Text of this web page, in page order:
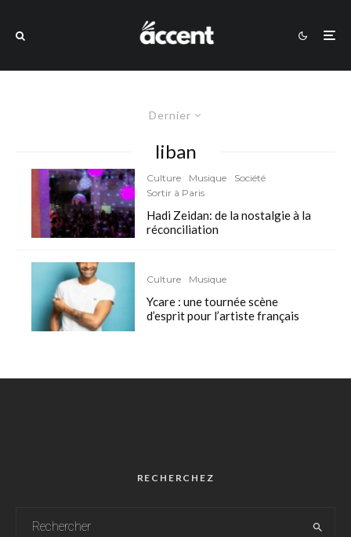
Dernier
liban
Culture Musique
Société
Sortir à Paris
Hadi Zeidan: de la nostalgie à la
réconciliation
Culture Musique
Ycare : une tournée scène
d’esprit pour l’artiste français
RECHERCHEZ